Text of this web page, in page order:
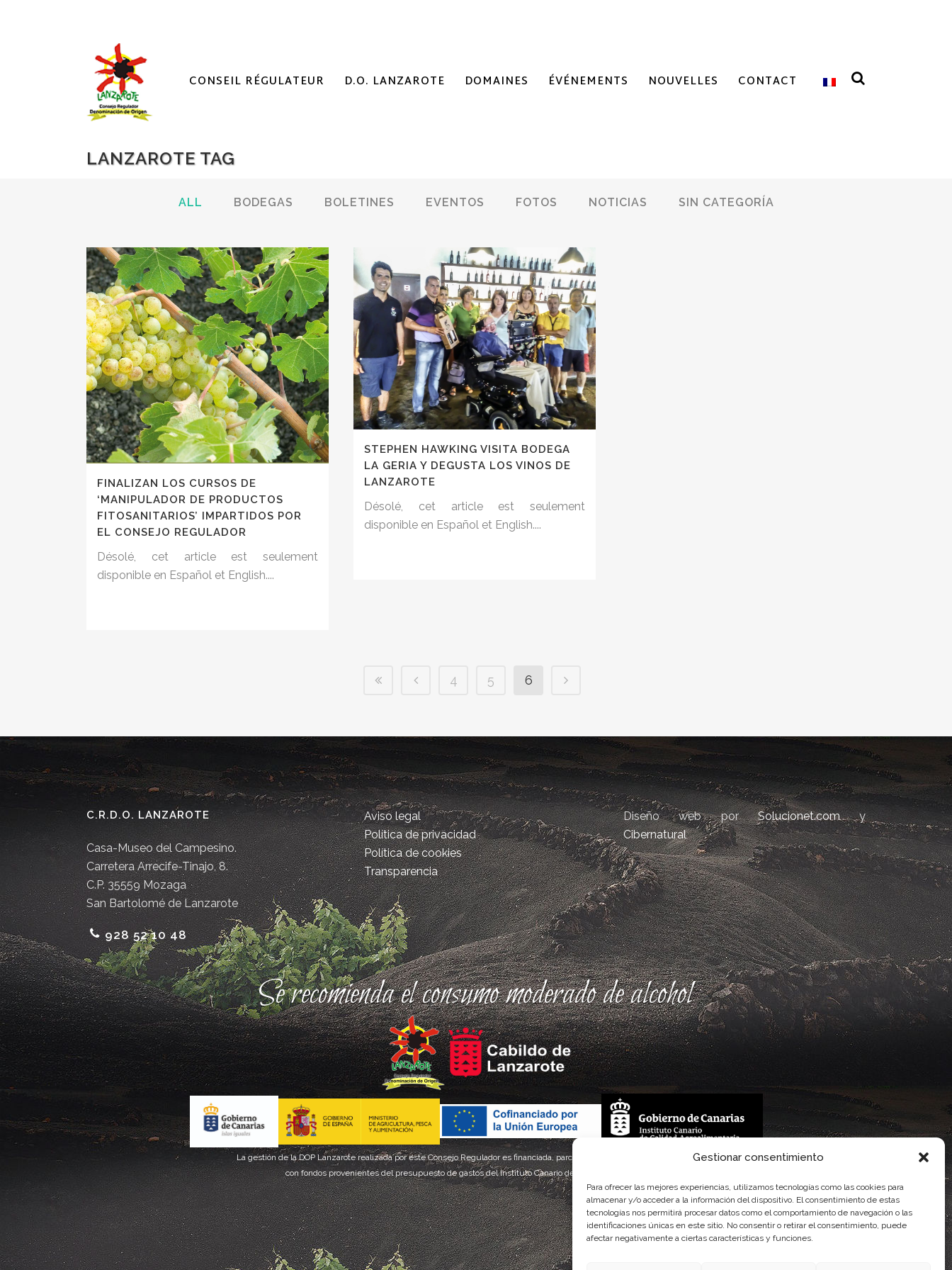
Gestionar consentimiento
Para ofrecer las mejores experiencias, utilizamos tecnologías como las cookies para
almacenar y/o acceder a la información del dispositivo. El consentimiento de estas
tecnologías nos permitirá procesar datos como el comportamiento de navegación o las
identificaciones únicas en este sitio. No consentir o retirar el consentimiento, puede
afectar negativamente a ciertas características y funciones.
CONSEIL RÉGULATEUR D.O. LANZAROTE DOMAINES ÉVÉNEMENTS NOUVELLES CONTACT
LANZAROTE TAG
ALL BODEGAS BOLETINES EVENTOS FOTOS NOTICIAS SIN CATEGORÍA
FINALIZAN LOS CURSOS DE
‘MANIPULADOR DE PRODUCTOS
FITOSANITARIOS’ IMPARTIDOS POR
EL CONSEJO REGULADOR
Désolé, cet article est seulement
disponible en Español et English....
STEPHEN HAWKING VISITA BODEGA
LA GERIA Y DEGUSTA LOS VINOS DE
LANZAROTE
Désolé, cet article est seulement
disponible en Español et English....
4 5 6
C.R.D.O. LANZAROTE
Casa-Museo del Campesino.
Carretera Arrecife-Tinajo, 8.
C.P. 35559 Mozaga
San Bartolomé de Lanzarote
928 52 10 48
Aviso legal
Política de privacidad
Política de cookies
Transparencia
Diseño web porSolucionet.comy
Cibernatural
Se recomienda el consumo moderado de alcohol
La gestión de la DOP Lanzarote realizada por este Consejo Regulador es financiada, parcialmente, por el Gobierno de Canarias
con fondos provenientes del presupuesto de gastos del Instituto Canario de Calidad Agroalimentaria